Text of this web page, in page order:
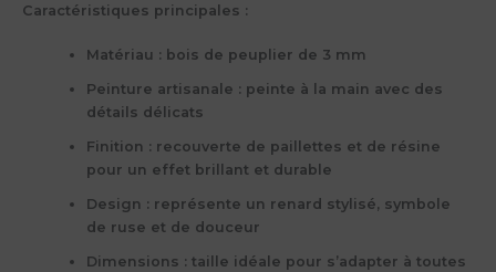
Caractéristiques principales :
Matériau : bois de peuplier de 3 mm
Peinture artisanale : peinte à la main avec des
détails délicats
Finition : recouverte de paillettes et de résine
pour un effet brillant et durable
Design : représente un renard stylisé, symbole
de ruse et de douceur
Dimensions : taille idéale pour s’adapter à toutes